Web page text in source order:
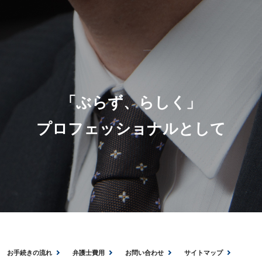
「ぶらず、らしく」
プロフェッショナルとして
お手続きの流れ 弁護士費用 お問い合わせ サイトマップ